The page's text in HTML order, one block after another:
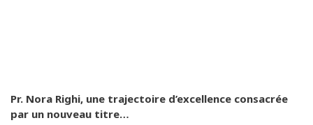
Pr. Nora Righi, une trajectoire d’excellence consacrée
par un nouveau titre…